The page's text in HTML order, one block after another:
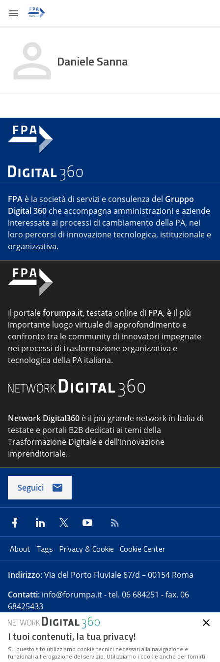
Daniele Sanna
FPA è la società di servizi e consulenza del Gruppo
Digital 360 che accompagna amministrazioni e aziende
interessate ai processi di cambiamento della PA, nei
loro percorsi di innovazione tecnologica, istituzionale e
organizzativa.
Il portaleforumpa.it, testata online di FPA, è il più
importante luogo virtuale di approfondimento e
confronto tra le community di innovatori impegnate
nei processi di trasformazione organizzativa e
tecnologica della PA italiana.
Network Digital360 è il più grande network in Italia di
testate e portali B2B dedicati ai temi della
Trasformazione Digitale e dell'innovazione
Imprenditoriale.
Seguici
About Tags Privacy & Cookie Cookie Center
Indirizzo:Via del Porto Fluviale 67/d – 00154 Roma
Contatti: info@forumpa.it- tel. 06 684251 - fax. 06
68425433
Forumpa.itè una pubblicazione telematica iscritta
presso Registro della stampa del Tribunale di Roma -
Reg. n. 182 del 2 maggio 2008 - Direttore resp. Michela
I tuoi contenuti, la tua privacy!
Su questo sito utilizziamo cookie tecnici necessari alla navigazione e
funzionali all’erogazione del servizio. Utilizziamo i cookie anche per fornirti